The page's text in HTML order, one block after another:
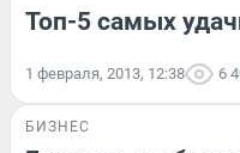
Топ-5 самых
1 февраля, 2013, 12:38 6
БИЗНЕС